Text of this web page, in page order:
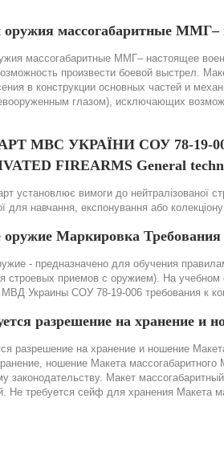
массогабаритные ММГ–
массогабаритные ММГ– настоящее
произвести боевой выстрел.
в конструкции основных частей и
глазом), исключающих
МВС УКРАЇНИ СОУ 78-19-
FIREARMS General
установлює вимоги до нейтралізованої
для навчання, експонування або
оружие Маркировка Требования
- предназначено для обучения
строевых приемов с оружием). На
Украины СОУ 78-19-006 требования к
разрешение на хранение
разрешение на хранение и ношение
ношение Макета
законодательству. Макет
Не требуется сейф для хранения Макета